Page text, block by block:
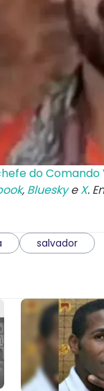
do
, BlueskyeX.
salvador